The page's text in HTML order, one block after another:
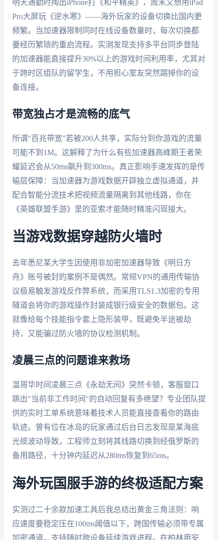
明天通勤时掏出iPhone打《和平精英》，周末又想用iPad
Pro大屏玩《逆水寒》——海外玩家的设备切换比国内更
频繁。当加速器限制同时在线设备数量时，每次切换都
要经历繁琐的重启流程。实测发现支持多平台同步登陆
的加速器能直接提升30%以上的游戏时间利用率，尤其对
于跨时区组队的留学生，不用担心室友突然踢掉你的设
备连接。
带宽独占才是流畅的底气
所谓"百兆带宽"若被200人共享，实际分到你游戏的流量
可能不到1M。这解释了为什么有些加速器高峰期王者荣
耀延迟会从50ms飙升到300ms。真正影响手速发挥的是传
输层保障：当加速器为游戏数据开辟独立虚拟通道，并
配合智能分流技术把视频流量隔离到其他线路，你在
《英雄联盟手游》里的亚索才能随时精准闪现接大。
当游戏数据穿越防火墙时
去年悉尼某大学生因使用非加密加速器导致《明日方
舟》账号被封的案例不是偶然。常规VPN的通用传输协
议极易触发游戏反作弊系统，而采用TLS1.3加密的专用
隧道会将你的游戏操作封装成银行级安全的数据包。这
就像给每个技能指令套上隐形装甲，既避免半途被劫
持，又能骗过防火墙的协议检测机制。
凌晨三点的问题谁来救场
温哥华时间凌晨三点《永劫无间》突然卡顿，客服窗口
跳出"当前非工作时间"的自动回复有多绝望？专业团队提
供的实时工单系统意味着技术人员能直接查看你的路由
轨迹。曾有位在冰岛的玩家通过后台日志发现是某海底
光缆波动导致，工程师立刻将其线路切换到经俄罗斯的
备用路径，十分钟内延迟从280ms恢复到65ms。
海外玩国服手游的终极适配方案
实测过二十余款加速工具后我总结出黄金三角法则：响
应速度要稳定压在100ms阈值以下，跨国传输必须带专属
加密通道，支持随时跨设备延续游戏进程。在柏林用安